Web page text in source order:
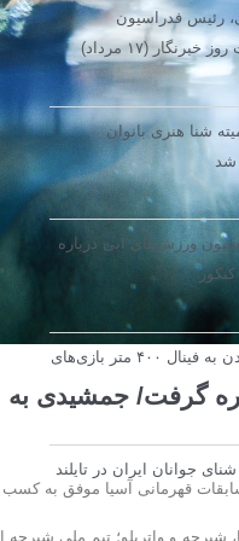
گرفت/ جمشیدی به
قهرمانی آسیا موفق به
رئیس فدراسیون
(۱۷ مرداد)
شنا هنری بانوان
شد
ورزش‌های آبی درباره
محمد قاسمی: هدفم رسیدن به فینال ۴۰۰ متر بازی‌های
جوانان ایران در تایلند